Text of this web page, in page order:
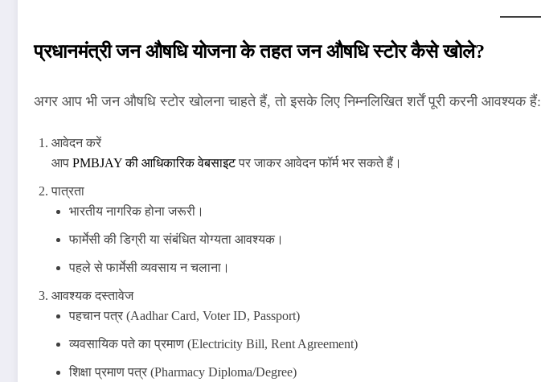
प्रधानमंत्री जन औषधि योजना के तहत जन औषधि स्टोर कैसे खोले?
अगर आप भी जन औषधि स्टोर खोलना चाहते हैं, तो इसके लिए निम्नलिखित शर्तें पूरी करनी आवश्यक हैं:
आवेदन करें
आप PMBJAY की आधिकारिक वेबसाइटपर जाकर आवेदन फॉर्म भर सकते हैं।
पात्रता
भारतीय नागरिक होना जरूरी।
फार्मेसी की डिग्री या संबंधित योग्यता आवश्यक।
पहले से फार्मेसी व्यवसाय न चलाना।
आवश्यक दस्तावेज
पहचान पत्र (Aadhar Card, Voter ID, Passport)
व्यवसायिक पते का प्रमाण (Electricity Bill, Rent Agreement)
शिक्षा प्रमाण पत्र (Pharmacy Diploma/Degree)